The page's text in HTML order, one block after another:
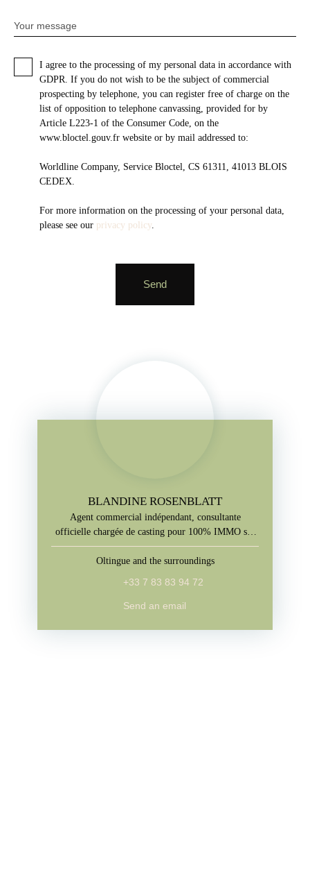
Your message
I agree to the processing of my personal data in accordance with
GDPR. If you do not wish to be the subject of commercial
prospecting by telephone, you can register free of charge on the
list of opposition to telephone canvassing, provided for by
Article L223-1 of the Consumer Code, on the
www.bloctel.gouv.fr website or by mail addressed to:
Worldline Company, Service Bloctel, CS 61311, 41013 BLOIS
CEDEX.
For more information on the processing of your personal data,
please see our privacy policy
Send
BLANDINE ROSENBLATT
Agent commercial indépendant, consultante
officielle chargée de casting pour 100% IMMO sur
M6
Oltingue and the surroundings
+33 7 83 83 94 72
Send an email